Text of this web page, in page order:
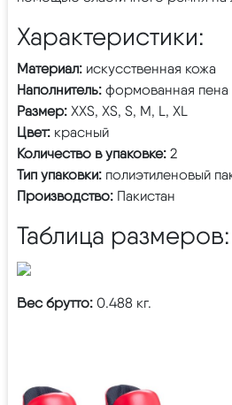
Характеристики:
Материал: искусственная кожа
Наполнитель: формованная пена
Размер: XXS, XS, S, M, L, XL
Цвет: красный
Количество в упаковке: 2
Тип упаковки: полиэтиленовый
Производство: Пакистан
Таблица размеров:
Вес брутто: 0.488 кг.